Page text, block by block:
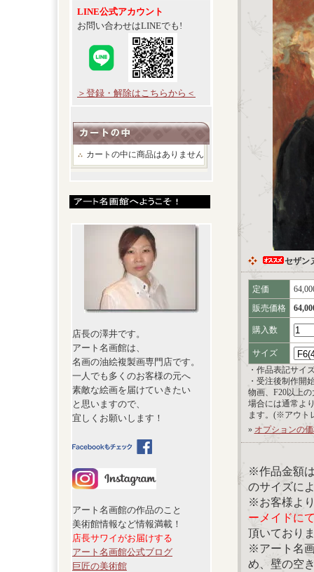
LINE公式アカウント
お問い合わせはLINEでも!
＞登録・解除はこちらから＜
カートの中に商品はありません
店長の澤井です。
アート名画館は、
名画の油絵複製画専門店です。
一人でも多くのお客様の元へ
素敵な絵画を届けていきたい
と思いますので、
宜しくお願いします！
アート名画館の作品のこと
美術館情報など情報満載！
店長サワイがお届けする
アート名画館公式ブログ
巨匠の美術館
セザン
定価
販売価格
購入数
サイズ
・作品表記サイ
・受注後制作開
物画、F20以上
場合には通常よ
ます。(※アウト
» オプションの
※作品金額
のサイズに
※お客様よ
ーメイドに
頂いており
※アート名
め、壁の空